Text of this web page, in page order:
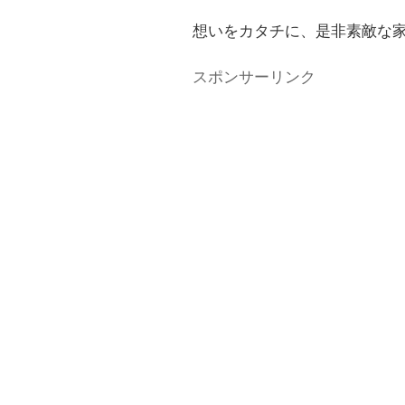
想いをカタチに、是非素敵な
スポンサーリンク